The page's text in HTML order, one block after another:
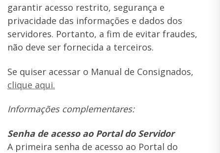
garantir acesso restrito, segurança e
privacidade das informações e dados dos
servidores. Portanto, a fim de evitar fraudes,
não deve ser fornecida a terceiros.
Se quiser acessar o Manual de Consignados,
clique aqui.
Informações complementares:
Senha de acesso ao Portal do Servidor
A primeira senha de acesso ao Portal do